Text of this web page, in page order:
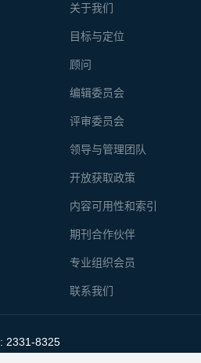
关于我们
目标与定位
顾问
编辑委员会
评审委员会
领导与管理团队
开放获取政策
内容可用性和索引
期刊合作伙伴
专业组织会员
联系我们
2331-8325